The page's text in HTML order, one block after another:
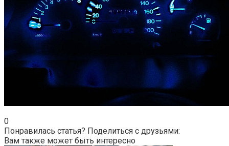
0
Понравилась статья? Поделиться с друзьями:
Вам также может быть интересно